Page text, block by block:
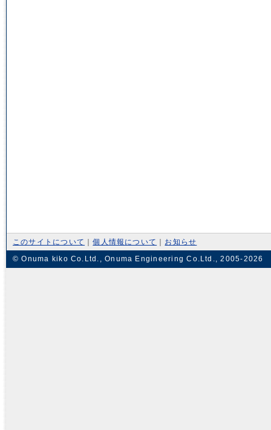
このサイトについて ｜個人情報について
お知らせ
© Onuma kiko Co.Ltd., Onuma Engineering Co.Ltd., 2005-2026